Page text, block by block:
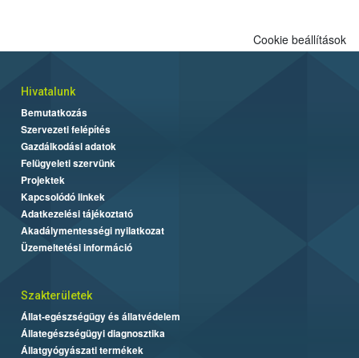
Cookie beállítások
Hivatalunk
Bemutatkozás
Szervezeti felépítés
Gazdálkodási adatok
Felügyeleti szervünk
Projektek
Kapcsolódó linkek
Adatkezelési tájékoztató
Akadálymentességi nyilatkozat
Üzemeltetési információ
Szakterületek
Állat-egészségügy és állatvédelem
Állategészségügyi diagnosztika
Állatgyógyászati termékek